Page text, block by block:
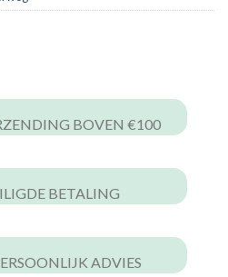
BOVEN €100
BETALING
ADVIES